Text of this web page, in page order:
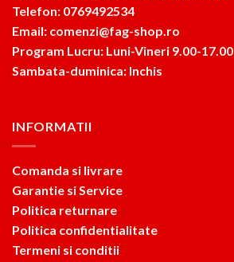
Telefon: 0769492534
Email: comenzi@fag-shop.ro
Program Lucru: Luni-Vineri 9.00-17.00
Sambata-duminica: Inchis
INFORMATII
Comanda si livrare
Garantie si Service
Politica returnare
Politica confidentialitate
Termeni si conditii